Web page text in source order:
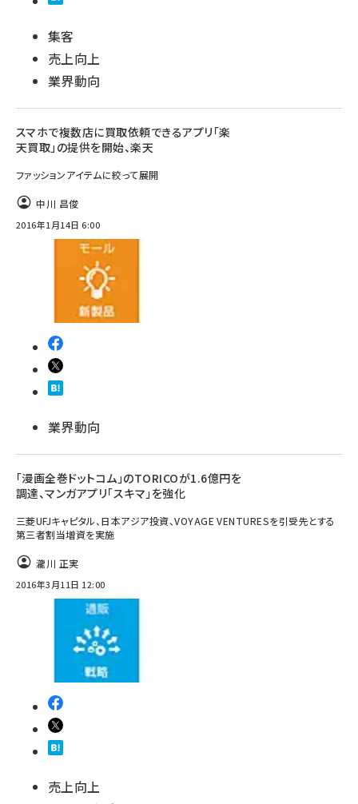
集客
売上向上
業界動向
スマホで複数店に買取依頼できるアプリ「楽
天買取」の提供を開始、楽天
ファッションアイテムに絞って展開
中川 昌俊
2016年1月14日 6:00
業界動向
「漫画全巻ドットコム」のTORICOが1.6億円を
調達、マンガアプリ「スキマ」を強化
三菱UFJキャピタル、日本アジア投資、VOYAGE VENTURESを引受先とする
第三者割当増資を実施
瀧川 正実
2016年3月11日 12:00
売上向上